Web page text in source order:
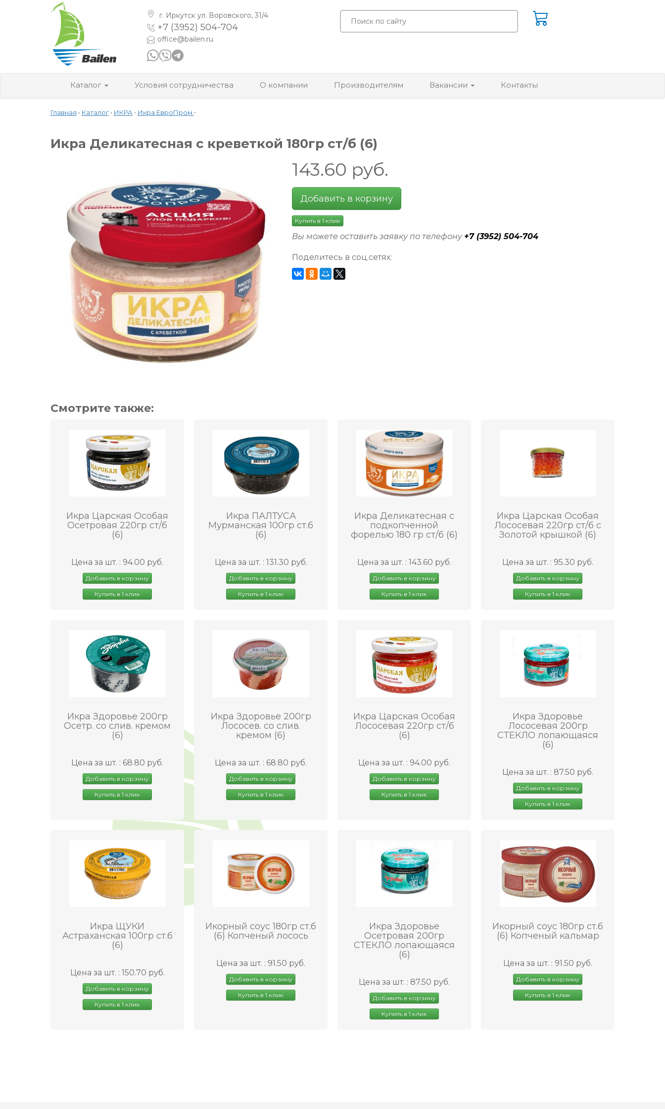
г. Иркутск ул. Воровского, 31/4
+7 (3952) 504-704
office@bailen.ru
Каталог Условия сотрудничества О компании Производителям Вакансии Контакты
Главная • Каталог • ИКРА • Икра ЕвроПром •
Икра Деликатесная с креветкой 180гр ст/б (6)
143.60 руб.
Добавить в корзину
Купить в 1 клик
Вы можете оставить заявку по телефону +7 (3952) 504-704
Поделитесь в соц.сетях:
Смотрите также:
Икра Царская Особая
Осетровая 220гр ст/б
(6)
Цена за шт. : 94.00 руб.
Добавить в корзину
Купить в 1 клик
Икра ПАЛТУСА
Мурманская 100гр ст.б
(6)
Цена за шт. : 131.30 руб.
Добавить в корзину
Купить в 1 клик
Икра Деликатесная с
подкопченной
форелью 180 гр ст/б (6)
Цена за шт. : 143.60 руб.
Добавить в корзину
Купить в 1 клик
Икра Царская Особая
Лососевая 220гр ст/б с
Золотой крышкой (6)
Цена за шт. : 95.30 руб.
Добавить в корзину
Купить в 1 клик
Икра Здоровье 200гр
Осетр. со слив. кремом
(6)
Цена за шт. : 68.80 руб.
Добавить в корзину
Купить в 1 клик
Икра Здоровье 200гр
Лососев. со слив.
кремом (6)
Цена за шт. : 68.80 руб.
Добавить в корзину
Купить в 1 клик
Икра Царская Особая
Лососевая 220гр ст/б
(6)
Цена за шт. : 94.00 руб.
Добавить в корзину
Купить в 1 клик
Икра Здоровье
Лососевая 200гр
СТЕКЛО лопающаяся
(6)
Цена за шт. : 87.50 руб.
Добавить в корзину
Купить в 1 клик
Икра ЩУКИ
Астраханская 100гр ст.б
(6)
Цена за шт. : 150.70 руб.
Добавить в корзину
Купить в 1 клик
Икорный соус 180гр ст.б
(6) Копченый лосось
Цена за шт. : 91.50 руб.
Добавить в корзину
Купить в 1 клик
Икра Здоровье
Осетровая 200гр
СТЕКЛО лопающаяся
(6)
Цена за шт. : 87.50 руб.
Добавить в корзину
Купить в 1 клик
Икорный соус 180гр ст.б
(6) Копченый кальмар
Цена за шт. : 91.50 руб.
Добавить в корзину
Купить в 1 клик